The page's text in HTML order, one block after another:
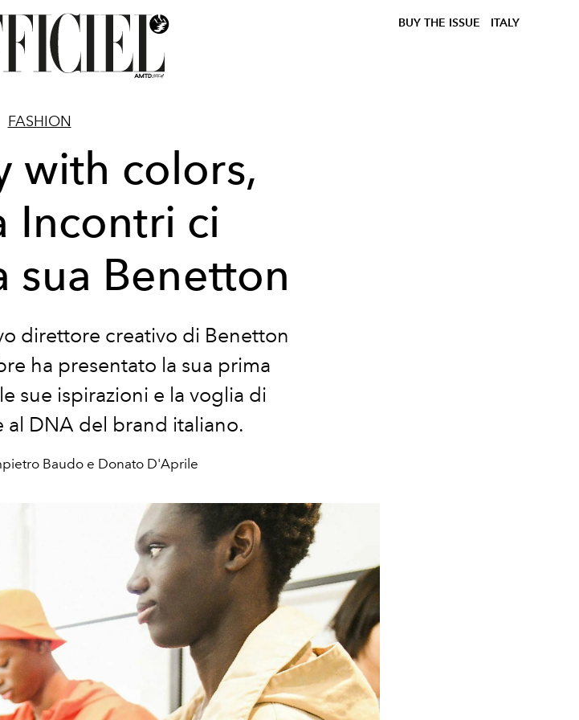
BUY THE ISSUE ITALY
FASHION
with colors,
Incontri ci
sua Benetton
direttore creativo di Benetton
ha presentato la sua prima
sue ispirazioni e la voglia di
al DNA del brand italiano.
Baudo e Donato D'Aprile